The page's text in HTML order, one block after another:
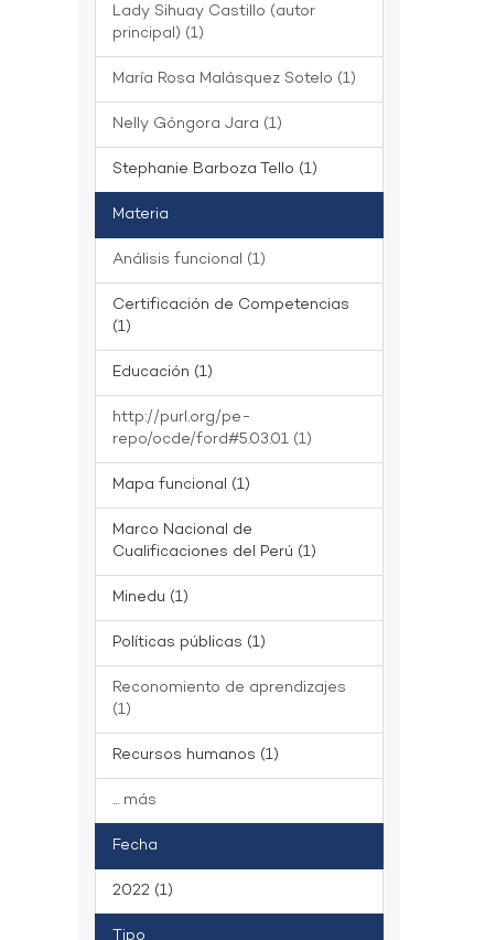
Lady Sihuay Castillo (autor
principal) (1)
María Rosa Malásquez Sotelo (1)
Nelly Góngora Jara (1)
Stephanie Barboza Tello (1)
Materia
Análisis funcional (1)
Certificación de Competencias
(1)
Educación (1)
http://purl.org/pe-
repo/ocde/ford#5.03.01 (1)
Mapa funcional (1)
Marco Nacional de
Cualificaciones del Perú (1)
Minedu (1)
Políticas públicas (1)
Reconomiento de aprendizajes
(1)
Recursos humanos (1)
... más
Fecha
2022 (1)